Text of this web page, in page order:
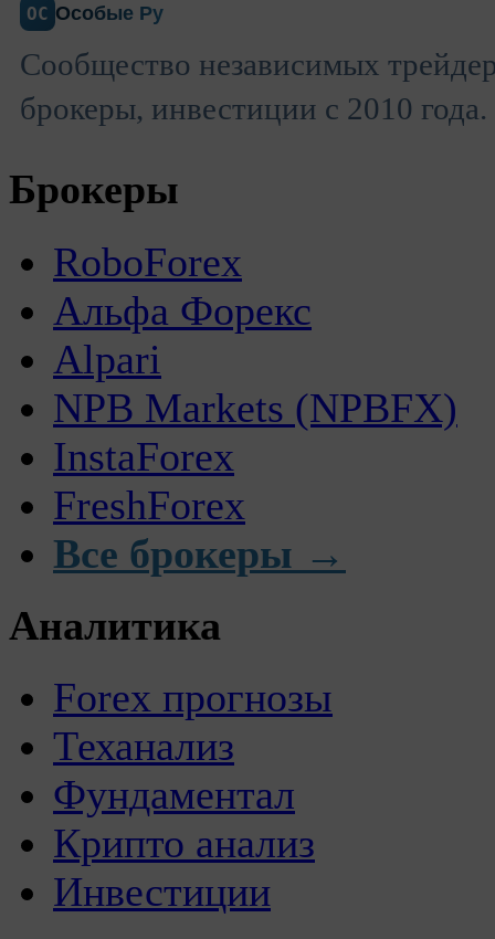
ОС Особые Ру
Сообщество независимых
брокеры, инвестиции с 2010 года.
Брокеры
RoboForex
Альфа Форекс
Alpari
NPB Markets (NPBFX)
InstaForex
FreshForex
Все брокеры →
Аналитика
Forex прогнозы
Теханализ
Фундаментал
Крипто анализ
Инвестиции